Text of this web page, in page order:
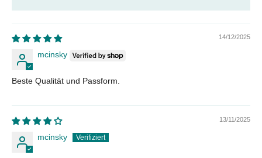
14/12/2025
mcinsky
Beste Qualität und Passform.
13/11/2025
mcinsky